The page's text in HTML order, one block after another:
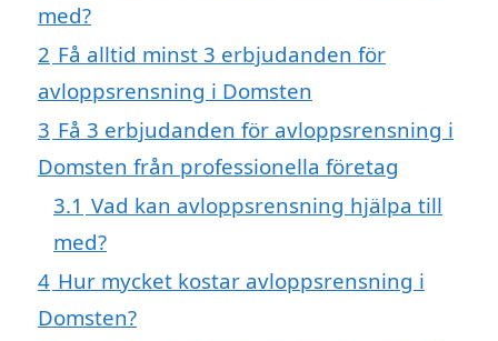
med?
2 Få alltid minst 3 erbjudanden för
avloppsrensning i Domsten
3 Få 3 erbjudanden för avloppsrensning i
Domsten från professionella företag
3.1 Vad kan avloppsrensning hjälpa till
med?
4 Hur mycket kostar avloppsrensning i
Domsten?